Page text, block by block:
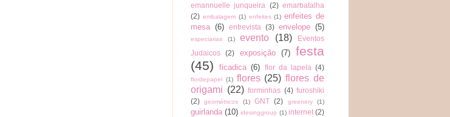
emannuelle junqueira
(2) emarbatalha
(2) embalagem (1) enfeites (1) enfeites de
mesa (6) entrevista (3) envelope (5)
especiarias (1) evento (18)
Eventos
Judaicos
(2) exposição (7)
festa
(45)
ficadica (6) flor da lapela (4)
flordepapel (1) flores (25) flores de
origami (22) forminhas (4) furoshiki
(2)
geométricos (1) GNT (2) greenery (1)
guirlanda (10) idesinggroup (1) internet (2)